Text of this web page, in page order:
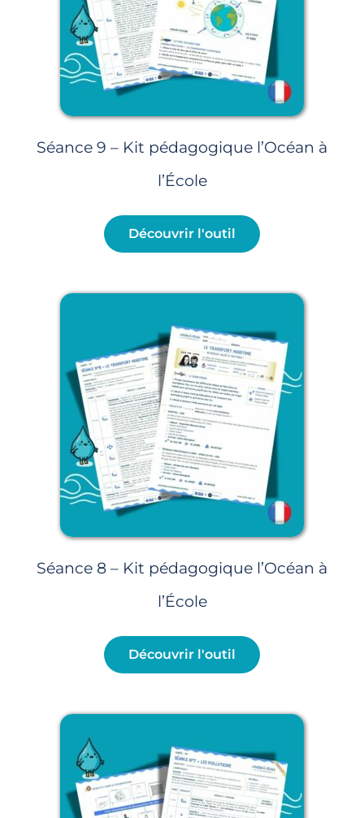
Séance 9 – Kit pédagogique l’Océan à
l’École
Découvrir l'outil
Séance 8 – Kit pédagogique l’Océan à
l’École
Découvrir l'outil